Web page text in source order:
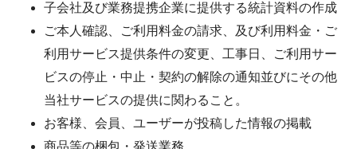
子会社及び業務提携企業に提供する統計資料の作成
ご本人確認、ご利用料金の請求、及び利用料金・ご
利用サービス提供条件の変更、工事日、ご利用サー
ビスの停止・中止・契約の解除の通知並びにその他
当社サービスの提供に関わること。
お客様、会員、ユーザーが投稿した情報の掲載